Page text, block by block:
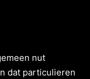
nut
dat particulieren